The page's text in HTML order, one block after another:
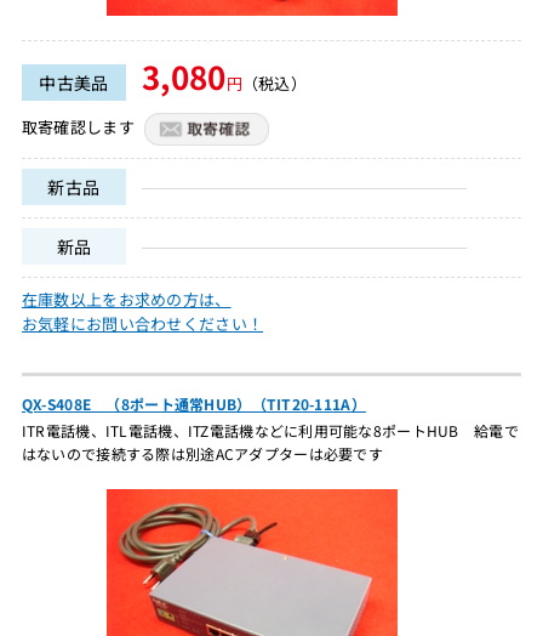
中古美品 3,080円 （税込）
取寄確認します
新古品
新品
在庫数以上をお求めの方は、
お気軽にお問い合わせください！
QX-S408E （8ポート通常HUB）（TIT20-111A）
ITR電話機、ITL電話機、ITZ電話機などに利用可能な8ポートHUB 給電で
はないので接続する際は別途ACアダプターは必要です